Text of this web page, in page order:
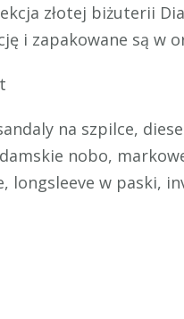
złotej biżuterii
i zapakowane są w
na szpilce,
nobo,
longsleeve w paski,